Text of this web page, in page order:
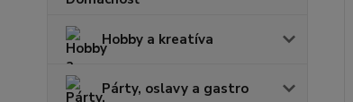
Hobby a kreatíva
Párty, oslavy a gastro